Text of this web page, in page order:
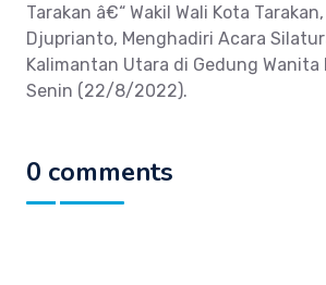
Tarakan â€“ Wakil Wali Kota
Djuprianto, Menghadiri Acara
Kalimantan Utara di Gedung Wanita
Senin (22/8/2022).
0 comments